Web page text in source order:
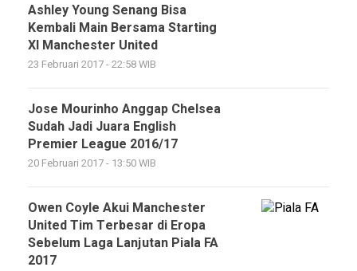
Ashley Young Senang Bisa
Kembali Main Bersama Starting
XI Manchester United
23 Februari 2017 - 22:58 WIB
Jose Mourinho Anggap Chelsea
Sudah Jadi Juara English
Premier League 2016/17
20 Februari 2017 - 13:50 WIB
Owen Coyle Akui Manchester
United Tim Terbesar di Eropa
Sebelum Laga Lanjutan Piala FA
2017